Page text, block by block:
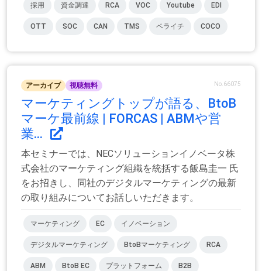
採用 資金調達 RCA VOC Youtube EDI
OTT SOC CAN TMS ペライチ COCO
アーカイブ 視聴無料 No.66075
マーケティングトップが語る、BtoB
マーケ最前線 | FORCAS | ABMや営
業...
本セミナーでは、NECソリューションイノベータ株
式会社のマーケティング組織を統括する飯島圭一 氏
をお招きし、同社のデジタルマーケティングの最新
の取り組みについてお話しいただきます。
マーケティング EC イノベーション
デジタルマーケティング BtoBマーケティング RCA
ABM BtoB EC プラットフォーム B2B